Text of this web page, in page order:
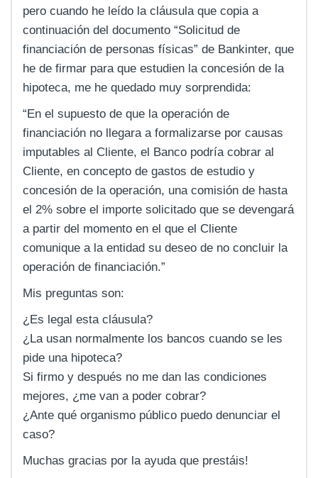
pero cuando he leído la cláusula que copia a
continuación del documento “Solicitud de
financiación de personas físicas” de Bankinter, que
he de firmar para que estudien la concesión de la
hipoteca, me he quedado muy sorprendida:
“En el supuesto de que la operación de
financiación no llegara a formalizarse por causas
imputables al Cliente, el Banco podría cobrar al
Cliente, en concepto de gastos de estudio y
concesión de la operación, una comisión de hasta
el 2% sobre el importe solicitado que se devengará
a partir del momento en el que el Cliente
comunique a la entidad su deseo de no concluir la
operación de financiación.”
Mis preguntas son:
¿Es legal esta cláusula?
¿La usan normalmente los bancos cuando se les
pide una hipoteca?
Si firmo y después no me dan las condiciones
mejores, ¿me van a poder cobrar?
¿Ante qué organismo público puedo denunciar el
caso?
Muchas gracias por la ayuda que prestáis!